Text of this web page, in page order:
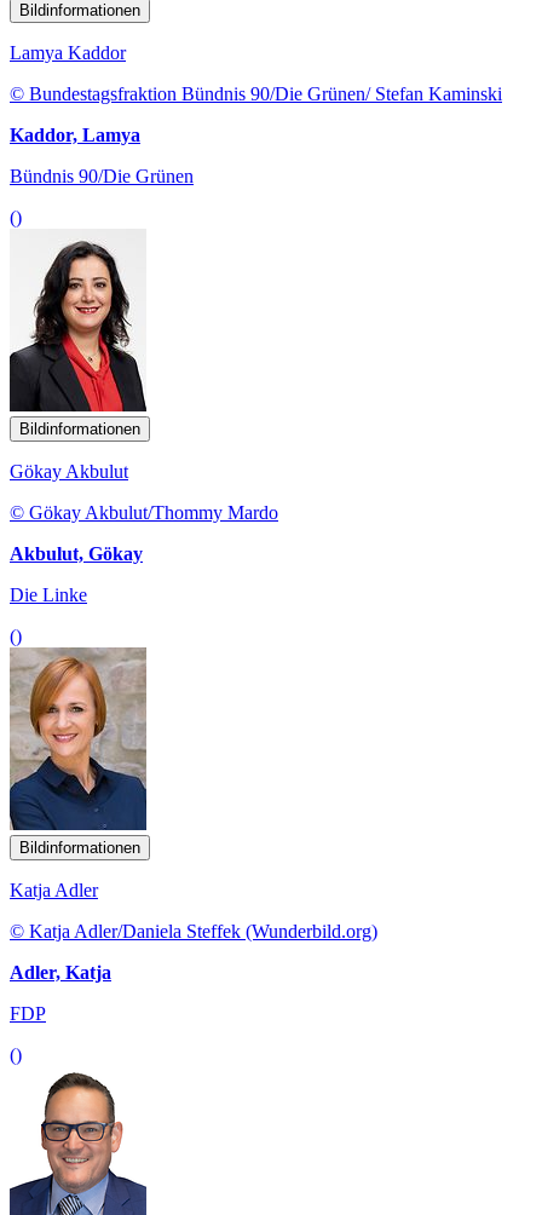
Bildinformationen
Lamya Kaddor
© Bundestagsfraktion Bündnis 90/Die Grünen/ Stefan Kaminski
Kaddor, Lamya
Bündnis 90/Die Grünen
()
Bildinformationen
Gökay Akbulut
© Gökay Akbulut/Thommy Mardo
Akbulut, Gökay
Die Linke
()
Bildinformationen
Katja Adler
© Katja Adler/Daniela Steffek (Wunderbild.org)
Adler, Katja
FDP
()